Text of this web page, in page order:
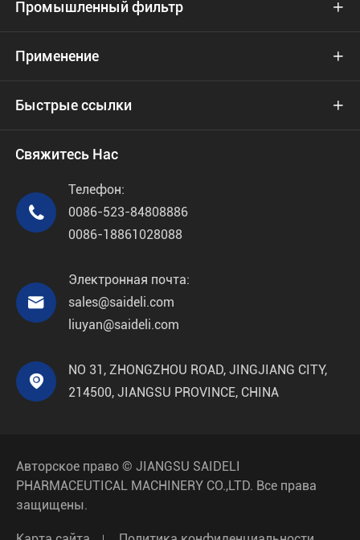
Промышленный фильтр 
Применение 
Быстрые ссылки 
Свяжитесь Нас

Телефон:
0086-523-84808886
0086-18861028088

Электронная почта:
sales@saideli.com
liuyan@saideli.com

NO 31, ZHONGZHOU ROAD, JINGJIANG CITY,
214500, JIANGSU PROVINCE, CHINA
Авторское право © JIANGSU SAIDELI
PHARMACEUTICAL MACHINERY CO.,LTD. Все права
защищены.